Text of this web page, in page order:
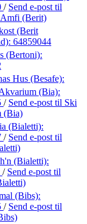
/ Send e-post til
(Berit)
(Berit
64859044
(Bertoni):
Hus (Besafe):
(Bia):
/ Send e-post til Ski
(Bia)
(Bialetti):
/ Send e-post til
(Bialetti):
/ Send e-post til
(Bibs):
/ Send e-post til